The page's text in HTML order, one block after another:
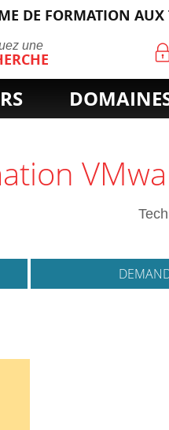
DE FORMATION
une